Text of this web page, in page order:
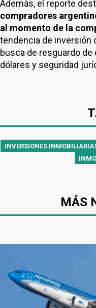
Además, el reporte
compradores
al momento de la
tendencia de inversión
busca de resguardo de
dólares y seguridad
INVERSIONES
MÁS